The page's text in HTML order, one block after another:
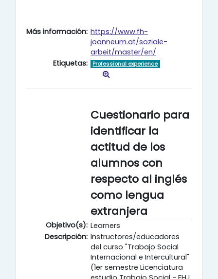
Más información: https://www.fh-
joanneum.at/soziale-
arbeit/master/en/
Etiquetas:
Professional experience
Cuestionario para
identificar la
actitud de los
alumnos con
respecto al inglés
como lengua
extranjera
Objetivo(s): Learners
Descripción: Instructores/educadores
del curso "Trabajo Social
Internacional e Intercultural"
(1er semestre Licenciatura